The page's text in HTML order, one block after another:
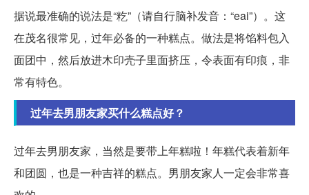
据说最准确的说法是“籺”（请自行脑补发音：“eai”）。这
在茂名很常见，过年必备的一种糕点。做法是将馅料包入
面团中，然后放进木印壳子里面挤压，令表面有印痕，非
常有特色。
过年去男朋友家买什么糕点好？
过年去男朋友家，当然是要带上年糕啦！年糕代表着新年
和团圆，也是一种吉祥的糕点。男朋友家人一定会非常喜